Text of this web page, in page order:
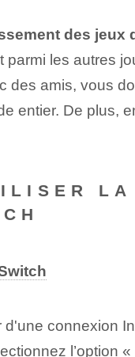
des jeux
les autres
amis, vous
entier. De plus,
LA
connexion
l’option